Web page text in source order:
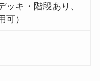
ッキ・階段あり、
可）